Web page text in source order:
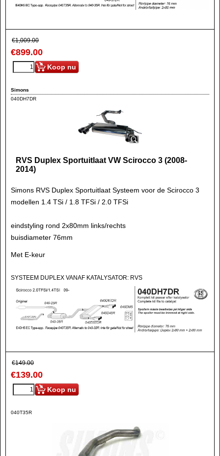
€1,009.00
€899.00
Koop nu
Simons
040DH7DR
RVS Duplex Sportuitlaat VW Scirocco 3 (2008-
2014)
Simons RVS Duplex Sportuitlaat Systeem voor de Scirocco 3
modellen 1.4 TSi / 1.8 TFSi / 2.0 TFSi
eindstyling rond 2x80mm links/rechts
buisdiameter 76mm
Met E-keur
SYSTEEM DUPLEX VANAF KATALYSATOR: RVS
€149.00
€139.00
Koop nu
040T35R